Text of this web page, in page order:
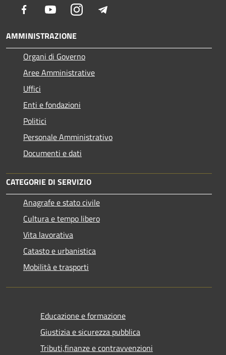
Facebook YoutubeInstagram
AMMINISTRAZIONE
Organi di Governo
Aree Amministrative
Uffici
Enti e fondazioni
Politici
Personale Amministrativo
Documenti e dati
CATEGORIE DI SERVIZIO
Anagrafe e stato civile
Cultura e tempo libero
Vita lavorativa
Catasto e urbanistica
Mobilità e trasporti
Educazione e formazione
Giustizia e sicurezza pubblica
Tributi,finanze e contravvenzioni